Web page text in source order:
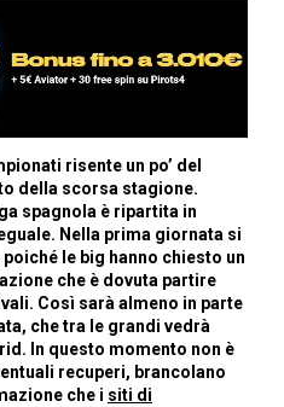
risente un po’ del
della scorsa stagione.
spagnola è ripartita in
Nella prima giornata si
le big hanno chiesto un
che è dovuta partire
Così sarà almeno in parte
che tra le grandi vedrà
In questo momento non è
recuperi, brancolano
che i siti di